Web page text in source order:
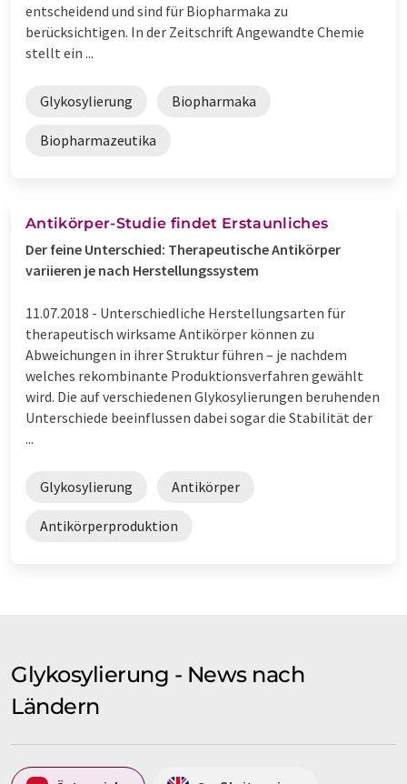
entscheidend und sind für Biopharmaka zu
berücksichtigen. In der Zeitschrift Angewandte Chemie
stellt ein ...
Glykosylierung Biopharmaka
Biopharmazeutika
Antikörper-Studie findet Erstaunliches
Der feine Unterschied: Therapeutische Antikörper
variieren je nach Herstellungssystem
11.07.2018 - Unterschiedliche Herstellungsarten für
therapeutisch wirksame Antikörper können zu
Abweichungen in ihrer Struktur führen – je nachdem
welches rekombinante Produktionsverfahren gewählt
wird. Die auf verschiedenen Glykosylierungen beruhenden
Unterschiede beeinflussen dabei sogar die Stabilität der
...
Glykosylierung Antikörper
Antikörperproduktion
Glykosylierung - News nach
Ländern